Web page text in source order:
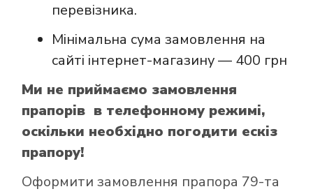
перевізника.
Мінімальна сума замовлення на
сайті інтернет-магазину — 400 грн
Ми не приймаємо замовлення
прапорів в телефонному режимі,
оскільки необхідно погодити ескіз
прапору!
Оформити замовлення прапора 79-та